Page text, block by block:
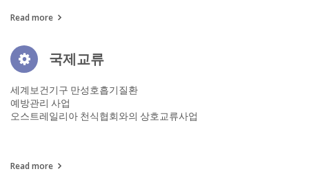
Read more
국제교류
세계보건기구 만성호흡기질환
예방관리 사업
오스트레일리아 천식협회와의 상호교류사업
Read more